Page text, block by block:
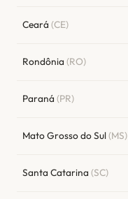
Ceará (CE)
Rondônia (RO)
Paraná (PR)
Mato Grosso do Sul(MS)
Santa Catarina (SC)